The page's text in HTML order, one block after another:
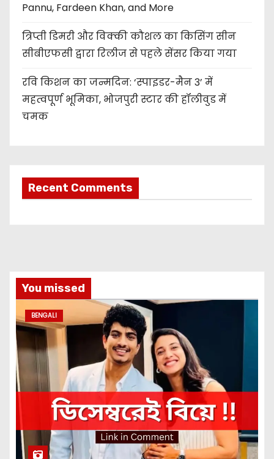
Pannu, Fardeen Khan, and More
त्रिप्ती डिमरी और विक्की कौशल का किसिंग सीन
सीबीएफसी द्वारा रिलीज से पहले सेंसर किया गया
रवि किशन का जन्मदिन: ‘स्पाइडर-मैन 3’ में
महत्वपूर्ण भूमिका, भोजपुरी स्टार की हॉलीवुड में
चमक
Recent Comments
You missed
BENGALI